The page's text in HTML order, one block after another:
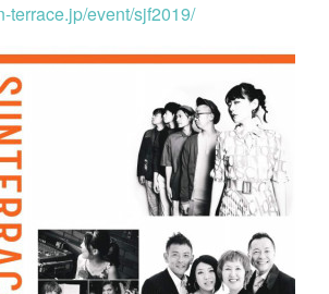
terrace.jp/event/sjf2019/